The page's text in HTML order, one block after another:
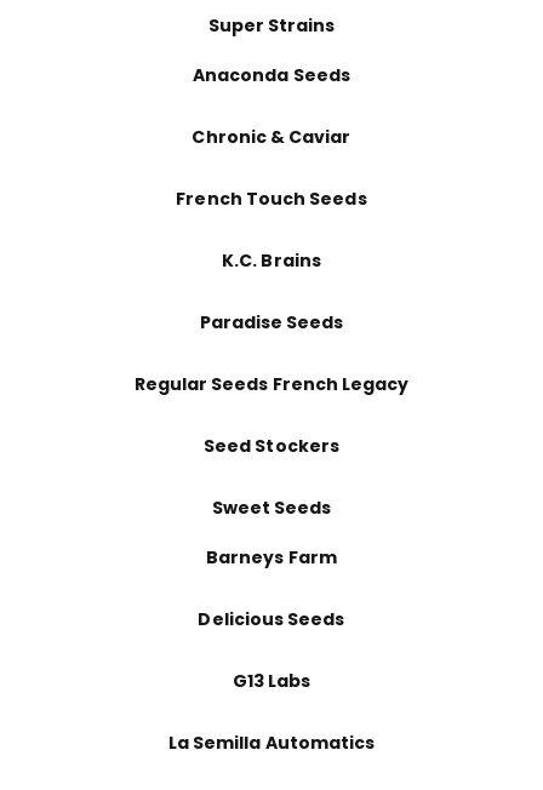
Super Strains
Anaconda Seeds
Chronic & Caviar
French Touch Seeds
K.C. Brains
Paradise Seeds
Regular Seeds French Legacy
Seed Stockers
Sweet Seeds
Barneys Farm
Delicious Seeds
G13 Labs
La Semilla Automatics